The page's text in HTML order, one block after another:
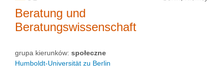
Beratung und
Beratungswissenschaft
grupa kierunków: społeczne
Humboldt-Universität zu Berlin